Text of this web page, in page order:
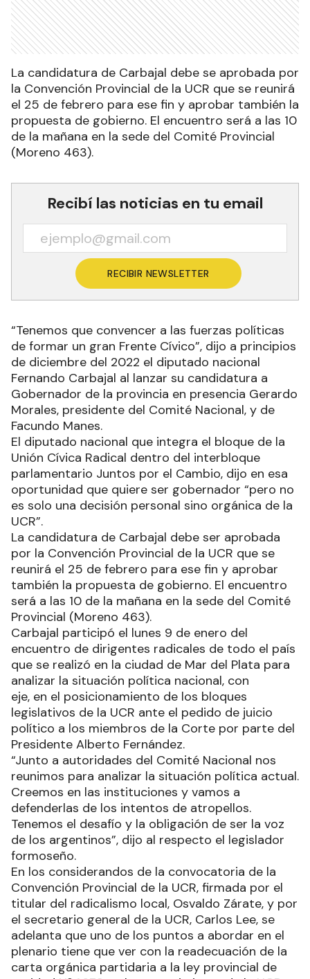
La candidatura de Carbajal debe se aprobada por
la Convención Provincial de la UCR que se reunirá
el 25 de febrero para ese fin y aprobar también la
propuesta de gobierno. El encuentro será a las 10
de la mañana en la sede del Comité Provincial
(Moreno 463).
Recibí las noticias en tu email
RECIBIR NEWSLETTER
“Tenemos que convencer a las fuerzas políticas
de formar un gran Frente Cívico”, dijo a principios
de diciembre del 2022 el diputado nacional
Fernando Carbajal al lanzar su candidatura a
Gobernador de la provincia en presencia Gerardo
Morales, presidente del Comité Nacional, y de
Facundo Manes.
El diputado nacional que integra el bloque de la
Unión Cívica Radical dentro del interbloque
parlamentario Juntos por el Cambio, dijo en esa
oportunidad que quiere ser gobernador “pero no
es solo una decisión personal sino orgánica de la
UCR”.
La candidatura de Carbajal debe ser aprobada
por la Convención Provincial de la UCR que se
reunirá el 25 de febrero para ese fin y aprobar
también la propuesta de gobierno. El encuentro
será a las 10 de la mañana en la sede del Comité
Provincial (Moreno 463).
Carbajal participó el lunes 9 de enero del
encuentro de dirigentes radicales de todo el país
que se realizó en la ciudad de Mar del Plata para
analizar la situación política nacional, con
eje, en el posicionamiento de los bloques
legislativos de la UCR ante el pedido de juicio
político a los miembros de la Corte por parte del
Presidente Alberto Fernández.
“Junto a autoridades del Comité Nacional nos
reunimos para analizar la situación política actual.
Creemos en las instituciones y vamos a
defenderlas de los intentos de atropellos.
Tenemos el desafío y la obligación de ser la voz
de los argentinos”, dijo al respecto el legislador
formoseño.
En los considerandos de la convocatoria de la
Convención Provincial de la UCR, firmada por el
titular del radicalismo local, Osvaldo Zárate, y por
el secretario general de la UCR, Carlos Lee, se
adelanta que uno de los puntos a abordar en el
plenario tiene que ver con la readecuación de la
carta orgánica partidaria a la ley provincial de